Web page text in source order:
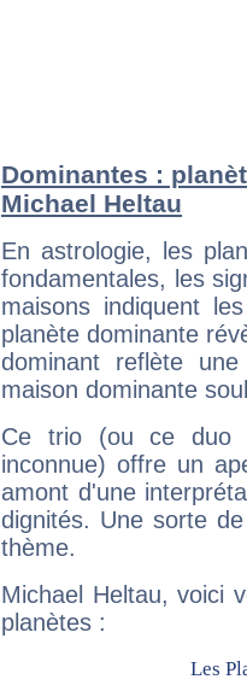
Dominantes :
Michael Heltau
En astrologie, les
fondamentales, les
maisons indiquent
planète dominante
dominant reflète
maison dominante
Ce trio (ou ce duo
inconnue) offre un
amont d'une
dignités. Une sorte
thème.
Michael Heltau, voici
planètes :